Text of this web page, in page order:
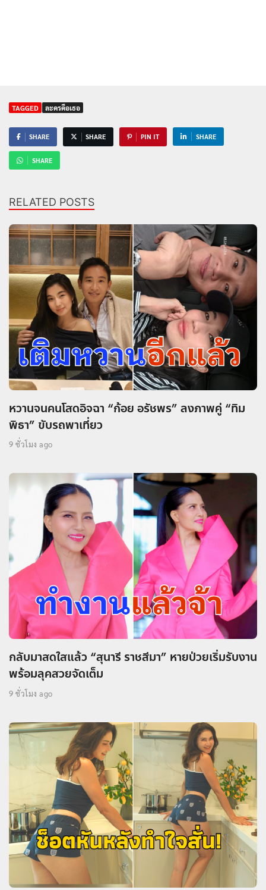
TAGGED ละครคือเธอ
SHARE SHARE PIN IT SHARE
SHARE
RELATED POSTS
หวานจนคนโสดอิจฉา “ก้อย อรัชพร” ลงภาพคู่ “ทิม
พิธา” ขับรถพาเที่ยว
9 ชั่วโมง ago
กลับมาสดใสแล้ว “สุนารี ราชสีมา” หายป่วยเริ่มรับงาน
พร้อมลุคสวยจัดเต็ม
9 ชั่วโมง ago